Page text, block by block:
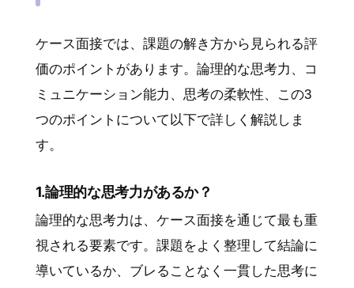
ケース面接では、課題の解き方から見られる評
価のポイントがあります。論理的な思考力、コ
ミュニケーション能力、思考の柔軟性、この3
つのポイントについて以下で詳しく解説しま
す。
1.論理的な思考力があるか？
論理的な思考力は、ケース面接を通じて最も重
視される要素です。課題をよく整理して結論に
導いているか、ブレることなく一貫した思考に